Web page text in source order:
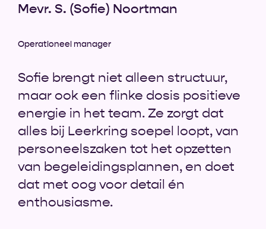
Mevr. S. (Sofie) Noortman
Operationeel manager
Sofie brengt niet alleen structuur,
maar ook een flinke dosis positieve
energie in het team. Ze zorgt dat
alles bij Leerkring soepel loopt, van
personeelszaken tot het opzetten
van begeleidingsplannen, en doet
dat met oog voor detail én
enthousiasme.